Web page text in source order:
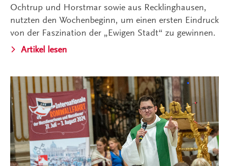
Ochtrup und Horstmar sowie aus Recklinghausen,
nutzten den Wochenbeginn, um einen ersten Eindruck
von der Faszination der „Ewigen Stadt“ zu gewinnen.
Artikel lesen